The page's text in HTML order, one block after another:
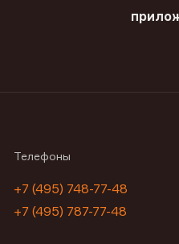
Телефоны
+7 (495) 748-77-48
+7 (495) 787-77-48